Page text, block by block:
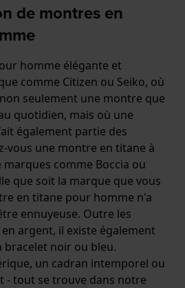
de montres en
homme élégante et
comme Citizen ou Seiko, où
seulement une montre que
quotidien, mais où une
également partie des
vous une montre en titane à
comme Boccia ou
que soit la marque que vous
en titane pour homme n'a
ennuyeuse. Outre les
argent, il existe également
bracelet noir ou bleu.
un cadran intemporel ou
- tout se trouve dans notre